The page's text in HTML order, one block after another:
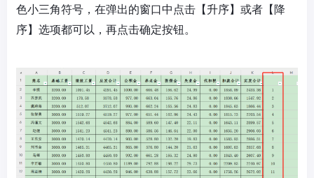
色小三角符号，在弹出的窗口中点击【升序】或者【降
序】选项都可以，再点击确定按钮。